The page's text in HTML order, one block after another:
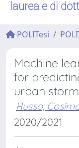
laurea e di
POLITesi
Machine
for
urban
Russo,
2020/2021